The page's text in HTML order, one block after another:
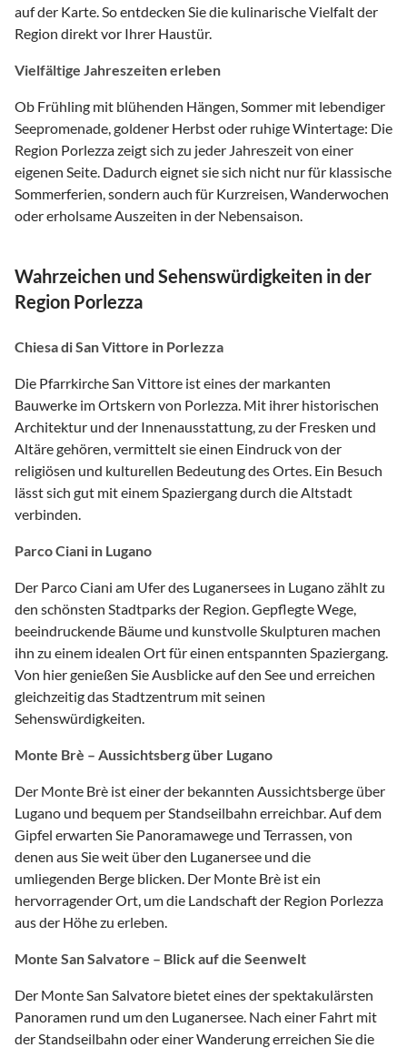
auf der Karte. So entdecken Sie die kulinarische Vielfalt der
Region direkt vor Ihrer Haustür.
Vielfältige Jahreszeiten erleben
Ob Frühling mit blühenden Hängen, Sommer mit lebendiger
Seepromenade, goldener Herbst oder ruhige Wintertage: Die
Region Porlezza zeigt sich zu jeder Jahreszeit von einer
eigenen Seite. Dadurch eignet sie sich nicht nur für klassische
Sommerferien, sondern auch für Kurzreisen, Wanderwochen
oder erholsame Auszeiten in der Nebensaison.
Wahrzeichen und Sehenswürdigkeiten in der
Region Porlezza
Chiesa di San Vittore in Porlezza
Die Pfarrkirche San Vittore ist eines der markanten
Bauwerke im Ortskern von Porlezza. Mit ihrer historischen
Architektur und der Innenausstattung, zu der Fresken und
Altäre gehören, vermittelt sie einen Eindruck von der
religiösen und kulturellen Bedeutung des Ortes. Ein Besuch
lässt sich gut mit einem Spaziergang durch die Altstadt
verbinden.
Parco Ciani in Lugano
Der Parco Ciani am Ufer des Luganersees in Lugano zählt zu
den schönsten Stadtparks der Region. Gepflegte Wege,
beeindruckende Bäume und kunstvolle Skulpturen machen
ihn zu einem idealen Ort für einen entspannten Spaziergang.
Von hier genießen Sie Ausblicke auf den See und erreichen
gleichzeitig das Stadtzentrum mit seinen
Sehenswürdigkeiten.
Monte Brè – Aussichtsberg über Lugano
Der Monte Brè ist einer der bekannten Aussichtsberge über
Lugano und bequem per Standseilbahn erreichbar. Auf dem
Gipfel erwarten Sie Panoramawege und Terrassen, von
denen aus Sie weit über den Luganersee und die
umliegenden Berge blicken. Der Monte Brè ist ein
hervorragender Ort, um die Landschaft der Region Porlezza
aus der Höhe zu erleben.
Monte San Salvatore – Blick auf die Seenwelt
Der Monte San Salvatore bietet eines der spektakulärsten
Panoramen rund um den Luganersee. Nach einer Fahrt mit
der Standseilbahn oder einer Wanderung erreichen Sie die